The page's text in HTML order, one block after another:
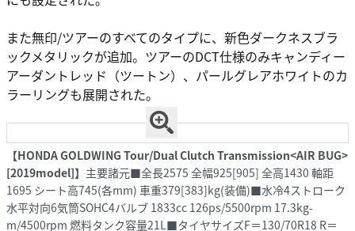
また無印/ツアーのすべてのタイプに、新色ダークネスブラ
ックメタリックが追加。ツアーのDCT仕様のみキャンディー
アーダントレッド（ツートン）、パールグレアホワイトのカ
ラーリングも展開された。
【HONDA GOLDWING Tour/Dual Clutch Transmission<AIR BUG>
[2019model]】 主要諸元■全長2575 全幅925[905] 全高1430 軸距
1695 シート高745(各mm) 車重379[383]kg(装備)■水冷4ストローク
水平対向6気筒SOHC4バルブ 1833cc 126ps/5500rpm 17.3kg-
m/4500rpm 燃料タンク容量21L■タイヤサイズF＝130/70R18 R＝